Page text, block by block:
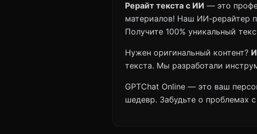
Рерайт текста с ИИ — это
материалов! Наш ИИ-рерайтер
Получите 100% уникальный
Нужен оригинальный контент?
текста. Мы разработали
GPTChat Online — это ваш
шедевр. Забудьте о проблемах